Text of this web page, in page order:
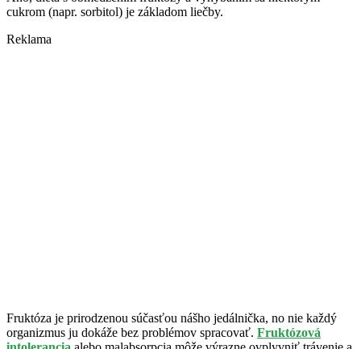
cukrom (napr. sorbitol) je základom liečby.
Reklama
Fruktóza je prirodzenou súčasťou nášho jedálnička, no nie každý
organizmus ju dokáže bez problémov spracovať. Fruktózová